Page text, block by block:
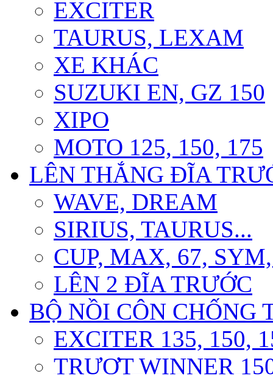
EXCITER
TAURUS, LEXAM
XE KHÁC
SUZUKI EN, GZ 150
XIPO
MOTO 125, 150, 175
LÊN THẮNG ĐĨA
WAVE, DREAM
SIRIUS, TAURUS...
CUP, MAX, 67,
LÊN 2 ĐĨA TRƯỚC
BỘ NỒI CÔN CHỐNG
EXCITER 135, 150,
TRƯỢT WINNER